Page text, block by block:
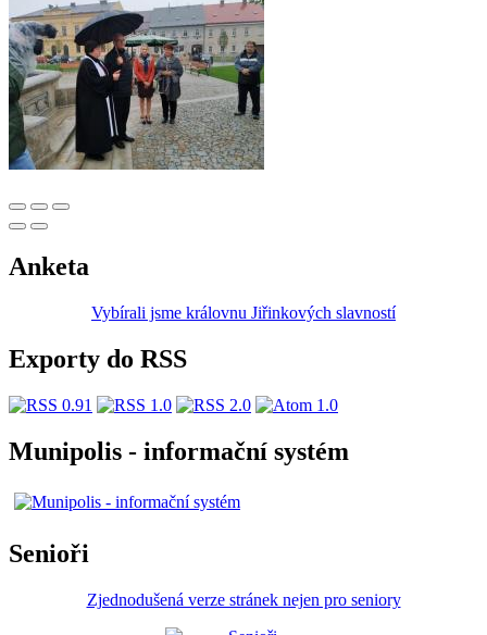
Anketa
Vybírali jsme královnu Jiřinkových slavností
Exporty do RSS
Munipolis - informační systém
Senioři
Zjednodušená verze stránek nejen pro seniory